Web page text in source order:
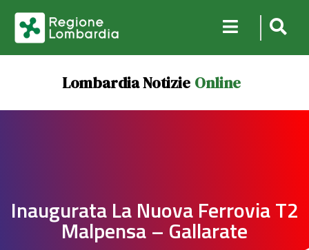
Lombardia Notizie Online
Inaugurata La Nuova Ferrovia T2
Malpensa – Gallarate